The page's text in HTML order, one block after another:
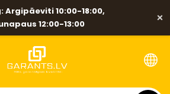
Argipäeviti 10:00-18:00,
12:00-13:00
×